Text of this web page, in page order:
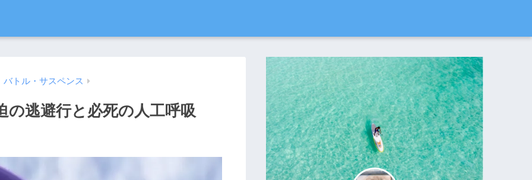
トル・サスペンス
の逃避行と必死の人工呼吸